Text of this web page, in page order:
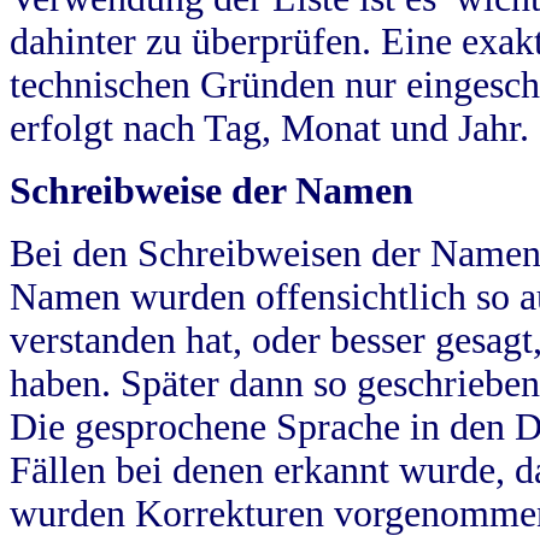
dahinter zu überprüfen. Eine
technischen Gründen nur
erfolgt nach Tag, Monat und Jahr.
Schreibweise der Namen
Bei den Schreibweisen der
Namen wurden offensichtlich so
verstanden hat, oder besser
haben. Später dann so
Die gesprochene Sprache in
Fällen bei denen erkannt wurde,
wurden Korrekturen